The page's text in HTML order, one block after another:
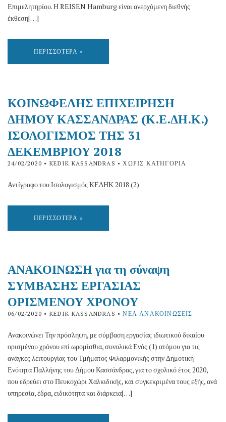
Επιμελητηρίου. Η REISEN Hamburg είναι ανερχόμενη διεθνής
έκθεση[…]
ΠΕΡΙΣΣΌΤΕΡΑ »
ΚΟΙΝΩΦΕΛΗΣ ΕΠΙΧΕΙΡΗΣΗ
ΔΗΜΟΥ ΚΑΣΣΑΝΔΡΑΣ (Κ.Ε.ΔΗ.Κ.)
ΙΣΟΛΟΓΙΣΜΟΣ ΤΗΣ 31
ΔΕΚΕΜΒΡΙΟΥ 2018
24/02/2020 • KEDIK KASSANDRAS • ΧΩΡΊΣ ΚΑΤΗΓΟΡΊΑ
Αντίγραφο του Ισολογισμός ΚΕΔΗΚ 2018 (2)
ΠΕΡΙΣΣΌΤΕΡΑ »
ΑΝΑΚΟΙΝΩΣΗ για τη σύναψη
ΣΥΜΒΑΣΗΣ ΕΡΓΑΣΙΑΣ
ΟΡΙΣΜΕΝΟΥ ΧΡΟΝΟΥ
06/02/2020 • KEDIK KASSANDRAS •ΝΈΑ ΑΝΑΚΟΙΝΏΣΕΙΣ
Ανακοινώνει Την πρόσληψη, με σύμβαση εργασίας ιδιωτικού δικαίου
ορισμένου χρόνου επί ωρομίσθια, συνολικά Ενός (1) ατόμου για τις
ανάγκες λειτουργίας του Τμήματος Φιλαρμονικής στην Δημοτική
Ενότητα Παλλήνης του Δήμου Κασσάνδρας, για το σχολικό έτος 2020,
που εδρεύει στο Πευκοχώρι Χαλκιδικής, και συγκεκριμένα τους εξής, ανά
υπηρεσία, έδρα, ειδικότητα και διάρκεια[…]